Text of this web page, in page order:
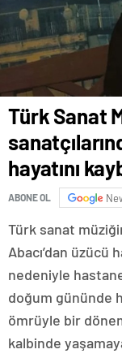
Türk Sanat
hayatını
ABONE OL
Türk sanat
Abacı’dan üzücü
nedeniyle
doğum gününde
ömrüyle bir
kalbinde